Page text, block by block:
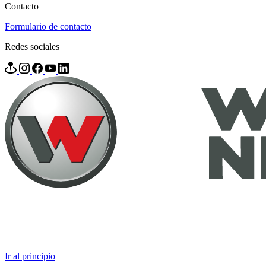
Contacto
Formulario de contacto
Redes sociales
Ir al principio